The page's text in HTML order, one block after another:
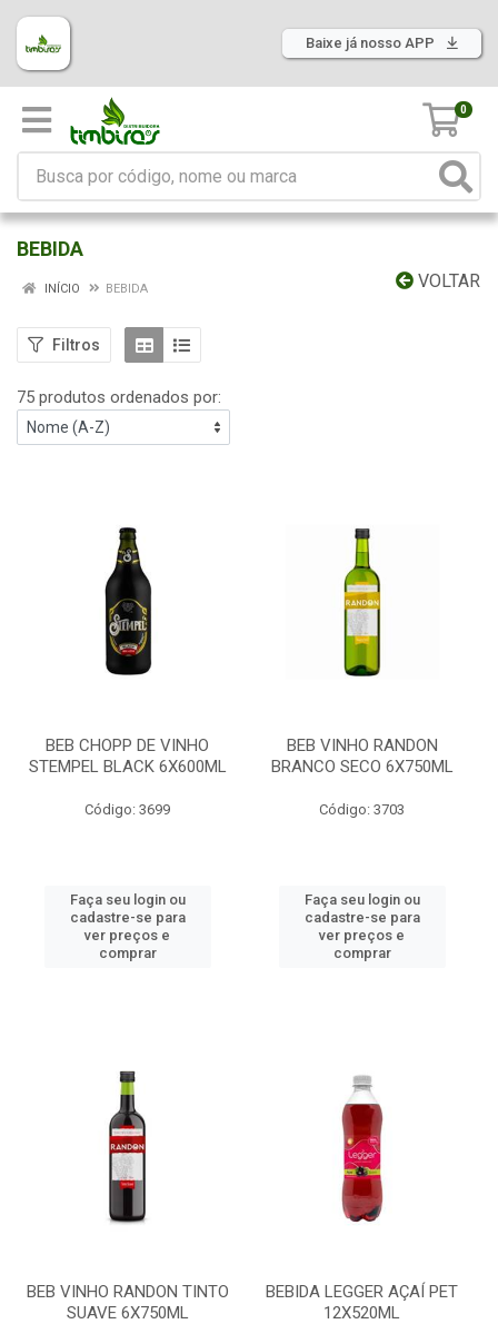
Baixe já nosso APP
0
BEBIDA
VOLTAR
INÍCIO BEBIDA
Filtros
75 produtos ordenados por:
BEB CHOPP DE VINHO
STEMPEL BLACK 6X600ML
Código: 3699
Faça seu login ou
cadastre-se para
ver preços e
comprar
BEB VINHO RANDON
BRANCO SECO 6X750ML
Código: 3703
Faça seu login ou
cadastre-se para
ver preços e
comprar
BEB VINHO RANDON TINTO
SUAVE 6X750ML
BEBIDA LEGGER AÇAÍ PET
12X520ML